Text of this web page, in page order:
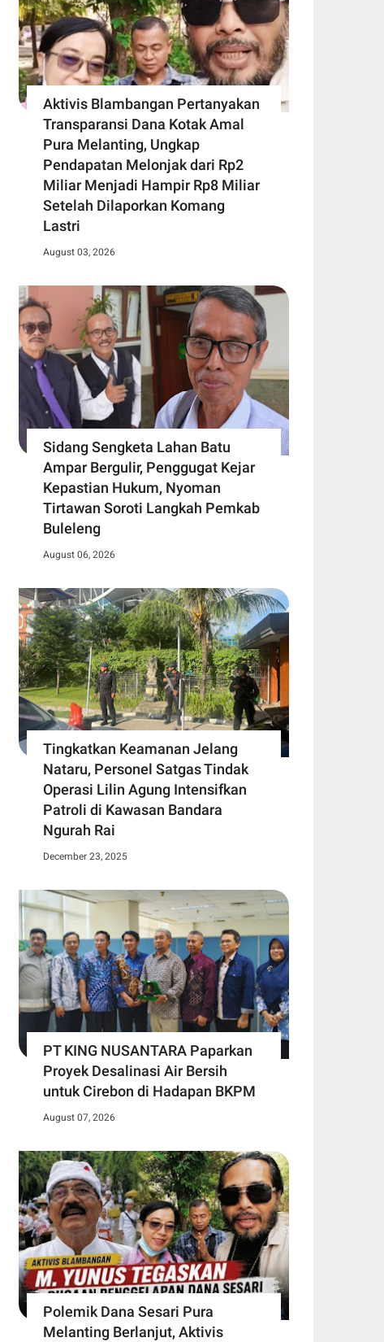
Aktivis Blambangan Pertanyakan
Transparansi Dana Kotak Amal
Pura Melanting, Ungkap
Pendapatan Melonjak dari Rp2
Miliar Menjadi Hampir Rp8 Miliar
Setelah Dilaporkan Komang
Lastri
August 03, 2026
Sidang Sengketa Lahan Batu
Ampar Bergulir, Penggugat Kejar
Kepastian Hukum, Nyoman
Tirtawan Soroti Langkah Pemkab
Buleleng
August 06, 2026
Tingkatkan Keamanan Jelang
Nataru, Personel Satgas Tindak
Operasi Lilin Agung Intensifkan
Patroli di Kawasan Bandara
Ngurah Rai
December 23, 2025
PT KING NUSANTARA Paparkan
Proyek Desalinasi Air Bersih
untuk Cirebon di Hadapan BKPM
August 07, 2026
Polemik Dana Sesari Pura
Melanting Berlanjut, Aktivis